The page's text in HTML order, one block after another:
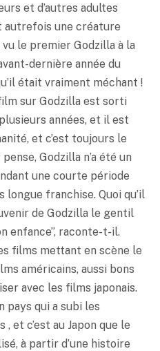
et d’autres adultes
autrefois une créature
le premier Godzilla à la
dernière année du
était vraiment méchant !
sur Godzilla est sorti
années, et il est
et c’est toujours le
Godzilla n’a été un
une courte période
franchise. Quoi qu’il
de Godzilla le gentil
enfance”, raconte-t-il.
films mettant en scène le
américains, aussi bons
avec les films japonais.
pays qui a subi les
et c’est au Japon que le
à partir d’une histoire